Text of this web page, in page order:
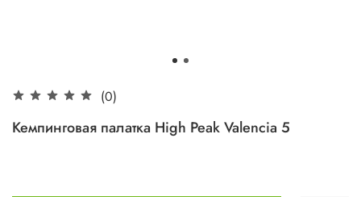
(0)
Кемпинговая палатка High Peak Valencia 5